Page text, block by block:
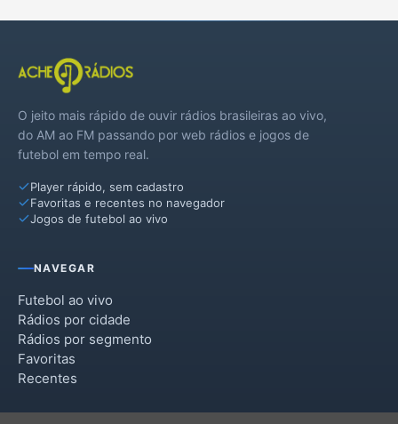
O jeito mais rápido de ouvir rádios brasileiras ao vivo,
do AM ao FM passando por web rádios e jogos de
futebol em tempo real.
Player rápido, sem cadastro
Favoritas e recentes no navegador
Jogos de futebol ao vivo
NAVEGAR
Futebol ao vivo
Rádios por cidade
Rádios por segmento
Favoritas
Recentes